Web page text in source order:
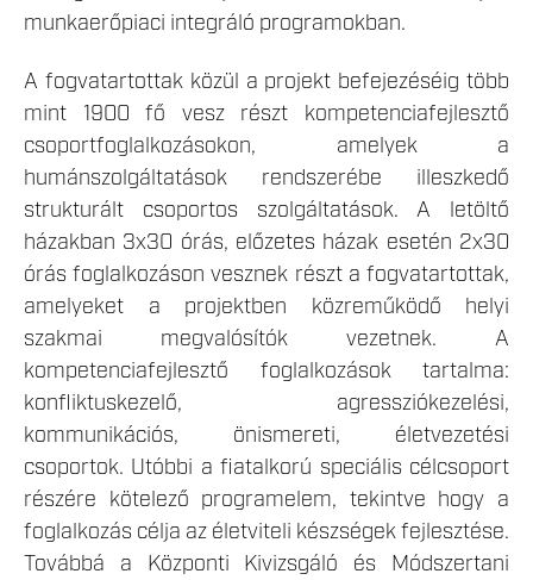
munkaerőpiaci integráló programokban.
A fogvatartottak közül a projekt befejezéséig több
mint 1900 fő vesz részt kompetenciafejlesztő
csoportfoglalkozásokon, amelyek a
humánszolgáltatások rendszerébe illeszkedő
strukturált csoportos szolgáltatások. A letöltő
házakban 3x30 órás, előzetes házak esetén 2x30
órás foglalkozáson vesznek részt a fogvatartottak,
amelyeket a projektben közreműködő helyi
szakmai megvalósítók vezetnek. A
kompetenciafejlesztő foglalkozások tartalma:
konfliktuskezelő, agressziókezelési,
kommunikációs, önismereti, életvezetési
csoportok. Utóbbi a fiatalkorú speciális célcsoport
részére kötelező programelem, tekintve hogy a
foglalkozás célja az életviteli készségek fejlesztése.
Továbbá a Központi Kivizsgáló és Módszertani